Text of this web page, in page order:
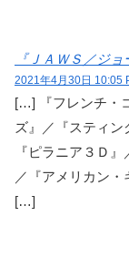
『ＪＡＷＳ／ジ
2021年4月30日 10:05
[…] 『フレンチ・
ズ』／『スティ
『ピラニア３Ｄ
／『アメリカン・
[…]